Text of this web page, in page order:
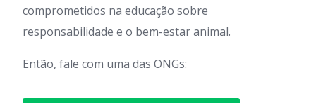
comprometidos na educação sobre
responsabilidade e o bem-estar animal.
Então, fale com uma das ONGs: